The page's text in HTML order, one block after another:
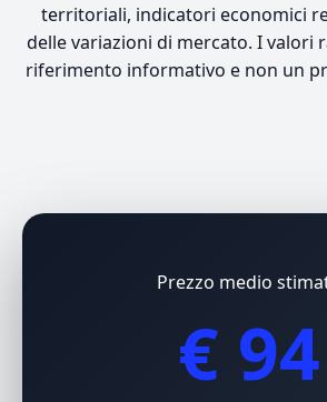
territoriali, indicatori economici
delle variazioni di mercato. I valori
riferimento informativo e non un
Prezzo medio
€ 94